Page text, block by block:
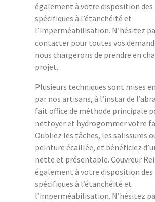
également à votre disposition
spécifiques à l’étanchéité et
l’imperméabilisation. N’hésitez
contacter pour toutes vos
nous chargerons de prendre en
projet.
Plusieurs techniques sont mises
par nos artisans, à l’instar de
fait office de méthode principale
nettoyer et hydrogommer votre
Oubliez les tâches, les salissures
peinture écaillée, et bénéficiez
nette et présentable. Couvreur
également à votre disposition
spécifiques à l’étanchéité et
l’imperméabilisation. N’hésitez